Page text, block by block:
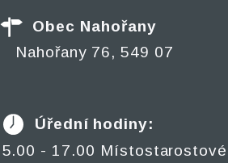
Obec Nahořany
Nahořany 76, 549 07
Úřední hodiny:
- 17.00 Místostarostové